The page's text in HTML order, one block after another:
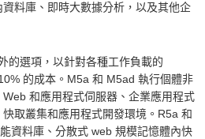
料庫、即時大數據分析，以及其他企
的選項，以針對各種工作負載的
的成本。M5a 和 M5ad 執行個體非
和應用程式伺服器、企業應用程式
取叢集和應用程式開發環境。R5a 和
資料庫、分散式 web 規模記憶體內快